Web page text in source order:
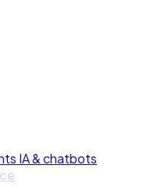
IA & chatbots